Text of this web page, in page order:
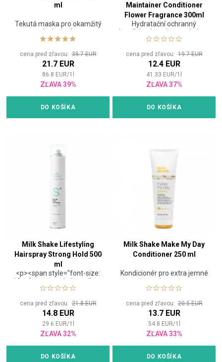
ml
Tekutá maska pro okamžitý
lesk vlasů
cena pred zľavou:35.7 EUR
21.7 EUR
86.8 EUR/1
ZĽAVA 39%
DO KOŠÍKA
Maintainer Conditioner
Flower Fragrance 300ml
Hydratační ochranný
kondicionér na barvené vlasy
s vůní květin
cena pred zľavou:19.7 EUR
12.4 EUR
41.33 EUR/1
ZĽAVA 37%
DO KOŠÍKA
Milk Shake Lifestyling
Hairspray Strong Hold 500
ml
<p><span style="font-size:
12pt;"><strong>Lak so silnou
fixáciou pre farbené
<html><p><span
style="font-size: 12pt;">Lak
na vlasy, ktorý je vytvorený
tak, aby dal vlasom štruktúru
a dlhodobú fixáciu so
zachovaním prirodzeného
pohybu vlasov.</span>
cena pred zľavou:21.8 EUR
14.8 EUR
29.6 EUR/1
ZĽAVA 32%
DO KOŠÍKA
Milk Shake Make My Day
Conditioner 250 ml
Kondicionér pro extra jemné
vlasy
cena pred zľavou:20.5 EUR
13.7 EUR
54.8 EUR/1
ZĽAVA 33%
DO KOŠÍKA